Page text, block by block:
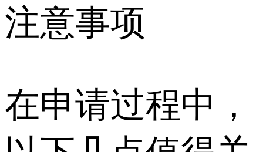
注意事项
在申请过程中，